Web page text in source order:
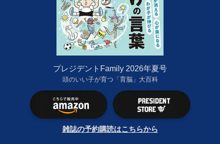
プレジデントFamily 2026年夏号
頭のいい子が育つ「育脳」大百科
雑誌の予約購読はこちらから